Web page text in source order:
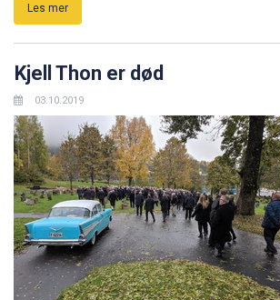
Les mer
Kjell Thon er død
03.10.2019